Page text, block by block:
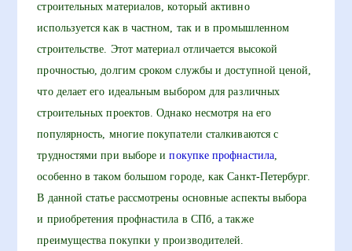
строительных материалов, который активно
используется как в частном, так и в промышленном
строительстве. Этот материал отличается высокой
прочностью, долгим сроком службы и доступной ценой,
что делает его идеальным выбором для различных
строительных проектов. Однако несмотря на его
популярность, многие покупатели сталкиваются с
трудностями при выборе ипокупке профнастила,
особенно в таком большом городе, как Санкт-Петербург.
В данной статье рассмотрены основные аспекты выбора
и приобретения профнастила в СПб, а также
преимущества покупки у производителей.